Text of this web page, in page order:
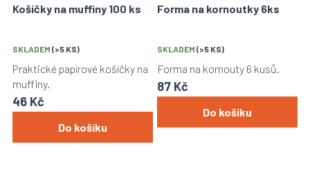
Košíčky na muffiny 100 ks
SKLADEM (>5 KS)
46 Kč
Do košíku
Praktické papírové košíčky na
muffiny.
Forma na kornoutky 6ks
SKLADEM (>5 KS)
87 Kč
Do košíku
Forma na kornouty 6 kusů.